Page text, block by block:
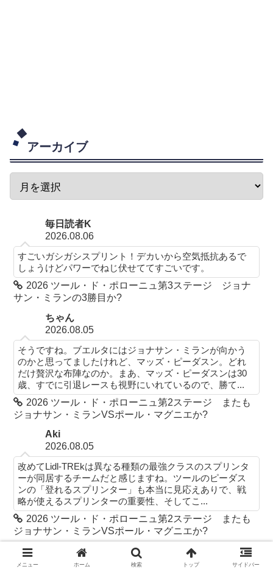
アーカイブ
毎日読者K
2026.08.06
すごいガシガシスプリント！デカいから空気抵抗あるで
しょうけどパワーでねじ伏せててすごいです。
2026 ツール・ド・ポローニュ第3ステージ ジョナ
サン・ミランの3勝目か?
ちゃん
2026.08.05
そうですね。ブエルタにはジョナサン・ミランが向かう
のかと思ってましたけれど、マッズ・ピーダスン。どれ
だけ贅沢な布陣なのか。まあ、マッズ・ピーダスンは30
歳、すでに引退レースも視野にいれているので、勝て...
2026 ツール・ド・ポローニュ第2ステージ またも
ジョナサン・ミランVSポール・マグニエか?
Aki
2026.08.05
改めてLidl-TREkは異なる種類の最強クラスのスプリンタ
ーが同居するチームだと感じますね。ツールのピーダス
ンの「登れるスプリンター」も本当に見応えありで、戦
略が使えるスプリンターの重要性、そしてこ...
2026 ツール・ド・ポローニュ第2ステージ またも
ジョナサン・ミランVSポール・マグニエか?
2026.08.04
メニュー ホーム 検索 トップ サイドバー